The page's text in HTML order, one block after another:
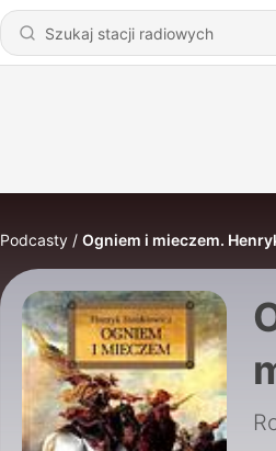
Podcasty Ogniem i mieczem.